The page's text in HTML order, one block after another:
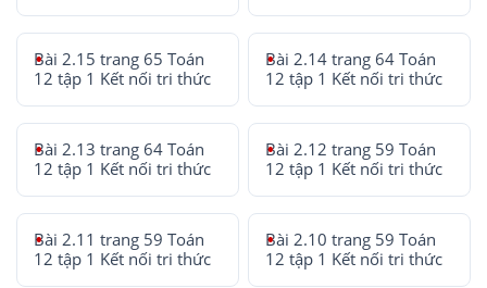
Bài 2.15 trang 65 Toán
12 tập 1 Kết nối tri thức
Bài 2.14 trang 64 Toán
12 tập 1 Kết nối tri thức
Bài 2.13 trang 64 Toán
12 tập 1 Kết nối tri thức
Bài 2.12 trang 59 Toán
12 tập 1 Kết nối tri thức
Bài 2.11 trang 59 Toán
12 tập 1 Kết nối tri thức
Bài 2.10 trang 59 Toán
12 tập 1 Kết nối tri thức